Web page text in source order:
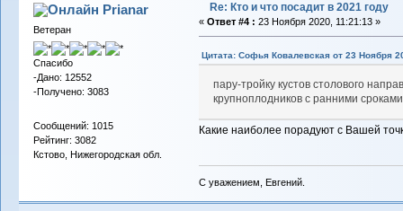
Prianar
Ветеран
Спасибо
-Дано: 12552
-Получено: 3083
Сообщений: 1015
Рейтинг: 3082
Кстово, Нижегородская обл.
Re: Кто и что посадит в 2021 году
« Ответ #4 : 23 Ноября 2020, 11:21:13 »
Цитата: Софья Ковалевская от 23 Ноября
пару-тройку кустов столового
крупноплодников с ранними
Какие наиболее порадуют с Вашей
С уважением, Евгений.